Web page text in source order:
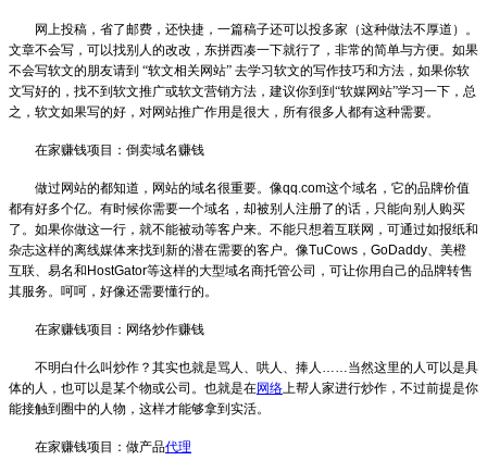
网上投稿，省了邮费，还快捷，一篇稿子还可以投多家（这种做法不厚道）。
文章不会写，可以找别人的改改，东拼西凑一下就行了，非常的简单与方便。如果
不会写软文的朋友请到 “软文相关网站” 去学习软文的写作技巧和方法，如果你软
文写好的，找不到软文推广或软文营销方法，建议你到到“软媒网站”学习一下，总
之，软文如果写的好，对网站推广作用是很大，所有很多人都有这种需要。
在家赚钱项目：倒卖域名赚钱
做过网站的都知道，网站的域名很重要。像qq.com这个域名，它的品牌价值
都有好多个亿。有时候你需要一个域名，却被别人注册了的话，只能向别人购买
了。如果你做这一行，就不能被动等客户来。不能只想着互联网，可通过如报纸和
杂志这样的离线媒体来找到新的潜在需要的客户。像TuCows ， GoDaddy 、美橙
互联、易名和HostGator等这样的大型域名商托管公司，可让你用自己的品牌转售
其服务。呵呵，好像还需要懂行的。
在家赚钱项目：网络炒作赚钱
不明白什么叫炒作？其实也就是骂人、哄人、捧人
当然这里的人可以是具
体的人，也可以是某个物或公司。也就是在网络 上帮人家进行炒作，不过前提是你
能接触到圈中的人物，这样才能够拿到实活。
在家赚钱项目：做产品代理